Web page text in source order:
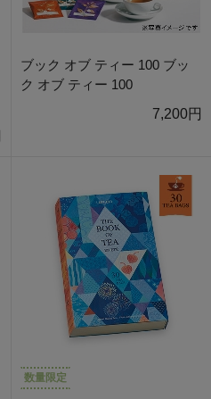
ブック オブ ティー 100 ブッ
ク オブ ティー 100
7,200円
数量限定